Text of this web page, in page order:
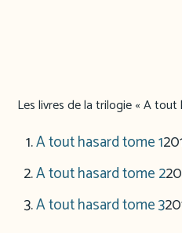
Les livres de la trilogie « A tout
A tout hasard tome 1
A tout hasard tome 2
A tout hasard tome 3